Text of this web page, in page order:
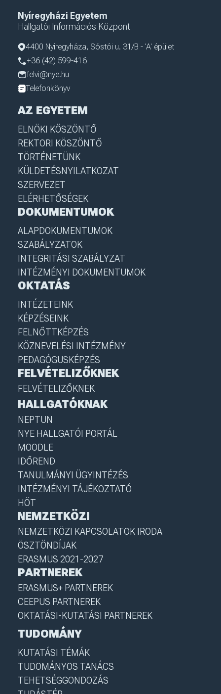
Nyíregyházi Egyetem
Hallgatói Információs Központ
4400 Nyíregyháza, Sóstói u. 31/B - 'A' épület
+36 (42) 599-416
felvi@nye.hu
Telefonkönyv
AZ EGYETEM
ELNÖKI KÖSZÖNTŐ
REKTORI KÖSZÖNTŐ
TÖRTÉNETÜNK
KÜLDETÉSNYILATKOZAT
SZERVEZET
ELÉRHETŐSÉGEK
DOKUMENTUMOK
ALAPDOKUMENTUMOK
SZABÁLYZATOK
INTEGRITÁSI SZABÁLYZAT
INTÉZMÉNYI DOKUMENTUMOK
OKTATÁS
INTÉZETEINK
KÉPZÉSEINK
FELNŐTTKÉPZÉS
KÖZNEVELÉSI INTÉZMÉNY
PEDAGÓGUSKÉPZÉS
FELVÉTELIZŐKNEK
FELVÉTELIZŐKNEK
HALLGATÓKNAK
NEPTUN
NYE HALLGATÓI PORTÁL
MOODLE
IDŐREND
TANULMÁNYI ÜGYINTÉZÉS
INTÉZMÉNYI TÁJÉKOZTATÓ
HÖT
NEMZETKÖZI
NEMZETKÖZI KAPCSOLATOK IRODA
ÖSZTÖNDÍJAK
ERASMUS 2021-2027
PARTNEREK
ERASMUS+ PARTNEREK
CEEPUS PARTNEREK
OKTATÁSI-KUTATÁSI PARTNEREK
TUDOMÁNY
KUTATÁSI TÉMÁK
TUDOMÁNYOS TANÁCS
TEHETSÉGGONDOZÁS